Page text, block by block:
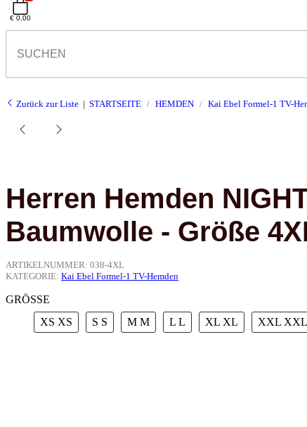
€ 0,00
Zurück zur Liste STARTSEITE HEMDEN Kai Ebel Formel-1 TV-
Herren Hemden
Baumwolle - Größe
ARTIKELNUMMER: 038-4XL
KATEGORIE: Kai Ebel Formel-1 TV-Hemden
GRÖSSE
XS XS S S M M L L XL XL XXL XXL